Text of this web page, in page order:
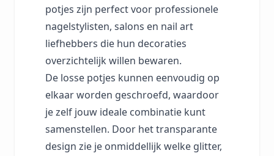
potjes zijn perfect voor professionele
nagelstylisten, salons en nail art
liefhebbers die hun decoraties
overzichtelijk willen bewaren.
De losse potjes kunnen eenvoudig op
elkaar worden geschroefd, waardoor
je zelf jouw ideale combinatie kunt
samenstellen. Door het transparante
design zie je onmiddellijk welke glitter,